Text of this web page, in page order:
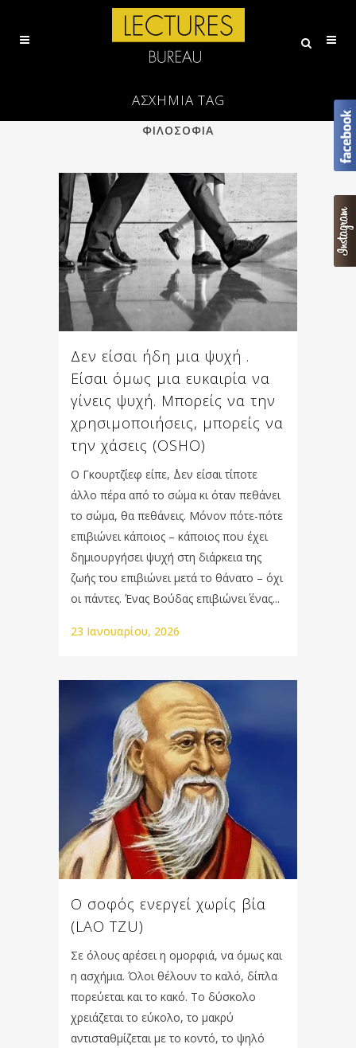
ΑΣΧΉΜΙΑ TAG
ΕΠΙΣΤΗΜΗ
ΠΟΙΗΣΗ
ΦΙΛΟΣΟΦΙΑ
Δεν είσαι ήδη μια ψυχή .
Είσαι όμως μια ευκαιρία να
γίνεις ψυχή. Μπορείς να την
χρησιμοποιήσεις, μπορείς να
την χάσεις (OSHO)
Ο Γκουρτζίεφ είπε, ΄΄Δεν είσαι τίποτε
άλλο πέρα από το σώμα κι όταν πεθάνει
το σώμα, θα πεθάνεις. Μόνον πότε-πότε
επιβιώνει κάποιος – κάποιος που έχει
δημιουργήσει ψυχή στη διάρκεια της
ζωής του επιβιώνει μετά το θάνατο – όχι
οι πάντες. Ένας Βούδας επιβιώνει΄ ένας...
23 Ιανουαρίου, 2026
Ο σοφός ενεργεί χωρίς βία
(LAO TZU)
Σε όλους αρέσει η οµορφιά, να όµως και
η ασχήµια. Όλοι θέλουν το καλό, δίπλα
πορεύεται και το κακό. Το δύσκολο
χρειάζεται το εύκολο, το µακρύ
αντισταθµίζεται µε το κοντό, το ψηλό